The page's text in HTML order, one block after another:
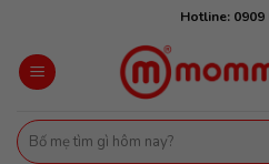
content
Hotline: 0909
Tìm
kiếm: